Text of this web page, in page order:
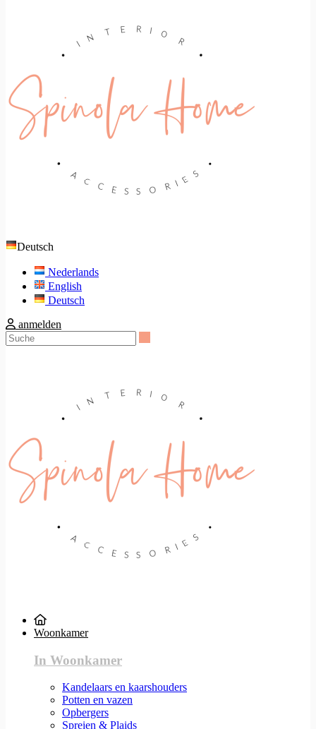
Deutsch
Nederlands
English
Deutsch
anmelden
Woonkamer
In Woonkamer
Kandelaars en kaarshouders
Potten en vazen
Opbergers
Spreien & Plaids